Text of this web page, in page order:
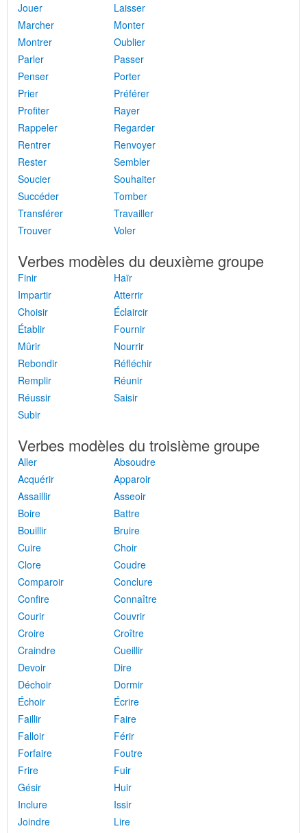
Jouer
Laisser
Marcher
Monter
Montrer
Oublier
Parler
Passer
Penser
Porter
Prier
Préférer
Profiter
Rayer
Rappeler
Regarder
Rentrer
Renvoyer
Rester
Sembler
Soucier
Souhaiter
Succéder
Tomber
Transférer
Travailler
Trouver
Voler
Verbes modèles du deuxième groupe
Finir
Haïr
Impartir
Atterrir
Choisir
Éclaircir
Établir
Fournir
Mûrir
Nourrir
Rebondir
Réfléchir
Remplir
Réunir
Réussir
Saisir
Subir
Verbes modèles du troisième groupe
Aller
Absoudre
Acquérir
Apparoir
Assaillir
Asseoir
Boire
Battre
Bouillir
Bruire
Cuire
Choir
Clore
Coudre
Comparoir
Conclure
Confire
Connaître
Courir
Couvrir
Croire
Croître
Craindre
Cueillir
Devoir
Dire
Déchoir
Dormir
Échoir
Écrire
Faillir
Faire
Falloir
Férir
Forfaire
Foutre
Frire
Fuir
Gésir
Huir
Inclure
Issir
Joindre
Lire